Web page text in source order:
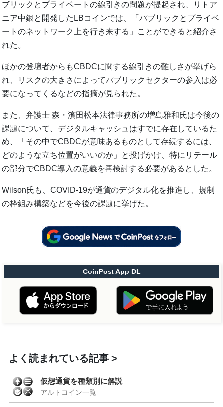
ブリックとプライベートの線引きの問題が提起され、リトア
ニア中銀と開発したLBコインでは、「パブリックとプライベ
ートのネットワーク上を行き来する」ことができると紹介さ
れた。
ほかの登壇者からもCBDCに関する線引きの難しさが挙げら
れ、リスクの大きさによってパブリックセクターの参入は必
要になってくるなどの指摘が見られた。
また、弁護士 森・濱田松本法律事務所の増島雅和氏は今後の
課題について、デジタルキャッシュはすでに存在しているた
め、「その中でCBDCが意味あるものとして存続するには、
どのような立ち位置がいいのか」と投げかけ、特にリテール
の部分でCBDC導入の意義を再検討する必要があるとした。
Wilson氏も、COVID-19が通貨のデジタル化を推進し、規制
の枠組み構築などを今後の課題に挙げた。
CoinPost App DL
よく読まれている記事
仮想通貨を種類別に解説
アルトコイン一覧